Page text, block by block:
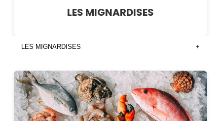
LES MIGNARDISES
LES MIGNARDISES +